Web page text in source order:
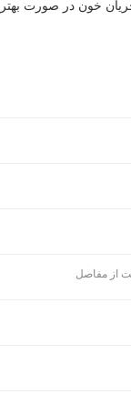
خون در صورت بهتر
از مفاصل